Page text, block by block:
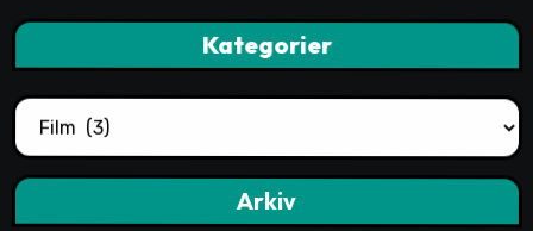
Kategorier
Kategorier
Arkiv